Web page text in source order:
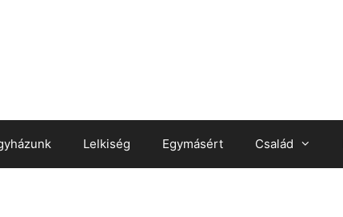
Lelkiség Egymásért Család